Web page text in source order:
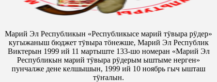
Марий Эл Республикын «Республикысе марий тӱвыра рӱдер»
кугыжаныш бюджет тӱвыра тӧнежше, Марий Эл Республик
Виктерын 1999 ий 11 мартыште 133-шо номеран «Марий Эл
Республикын марий тӱвыра рӱдерым ыштыме нерген»
пунчалже дене келшышын, 1999 ий 10 ноябрь гыч ышташ
тӱҥалын.